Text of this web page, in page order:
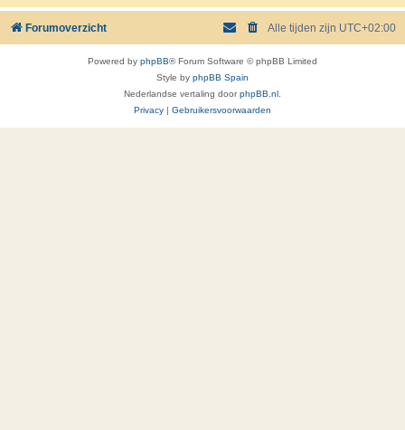
Forumoverzicht Alle tijden zijn UTC+02:00
Powered by phpBB® Forum Software © phpBB Limited
Style by phpBB Spain
Nederlandse vertaling doorphpBB.nl .
Privacy
Gebruikersvoorwaarden